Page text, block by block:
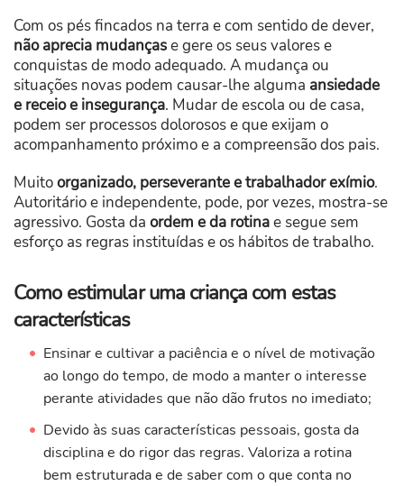
Com os pés fincados na terra e com sentido de dever,
não aprecia mudançase gere os seus valores e
conquistas de modo adequado. A mudança ou
situações novas podem causar-lhe alguma ansiedade
e receio e insegurança. Mudar de escola ou de casa,
podem ser processos dolorosos e que exijam o
acompanhamento próximo e a compreensão dos pais.
Muitoorganizado, perseverante e trabalhador exímio.
Autoritário e independente, pode, por vezes, mostra-se
agressivo. Gosta da ordem e da rotinae segue sem
esforço as regras instituídas e os hábitos de trabalho.
Como estimular uma criança com estas
características
Ensinar e cultivar a paciência e o nível de motivação
ao longo do tempo, de modo a manter o interesse
perante atividades que não dão frutos no imediato;
Devido às suas características pessoais, gosta da
disciplina e do rigor das regras. Valoriza a rotina
bem estruturada e de saber com o que conta no